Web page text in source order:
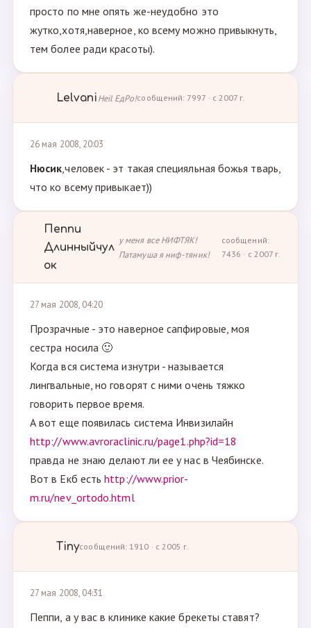
просто по мне опять же-неудобно это
жутко,хотя,наверное, ко всему можно привыкнуть,
тем более ради красоты).
LelvaniHeil ЕдРо!сообщений: 7997 · с 2007 г.
26 мая 2008, 20:03
Нюсик,человек - эт такая специяльная божья тварь,
что ко всему привыкает))
Пеппи
Длинныйчул
ок
у меня все НИФТЯК!
Патамуша я ниф-тяник!
сообщений:
7436 · с 2007 г.
27 мая 2008, 04:20
Прозрачные - это наверное сапфировые, моя
сестра носила 🙂
Когда вся система изнутри - называется
лингвальные, но говорят с ними очень тяжко
говорить первое время.
А вот еще появилась система Инвизилайн
http://www.avroraclinic.ru/page1.php?id=18
правда не знаю делают ли ее у нас в Чеябинске.
Вот в Екб естьhttp://www.prior-
m.ru/nev_ortodo.html
Tinyсообщений: 1910 · с 2005 г.
27 мая 2008, 04:31
Пеппи, а у вас в клинике какие брекеты ставят?